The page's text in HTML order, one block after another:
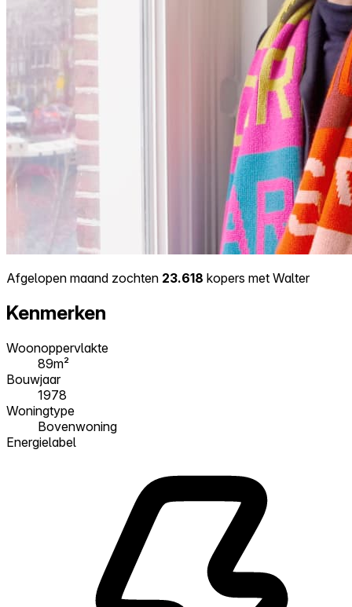
Afgelopen maand zochten 23.618 kopers met Walter
Kenmerken
Woonoppervlakte
89m²
Bouwjaar
1978
Woningtype
Bovenwoning
Energielabel